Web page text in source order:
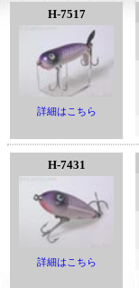
H-7517
詳細はこちら
H-7431
詳細はこちら